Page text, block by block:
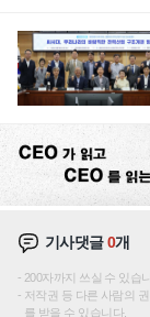
기사댓글0개
200자까지 쓰실 수 있습
저작권 등 다른 사람의
를 받을 수 있습니다.